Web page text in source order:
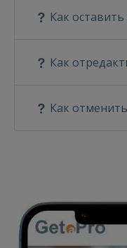
Как
Как
Как